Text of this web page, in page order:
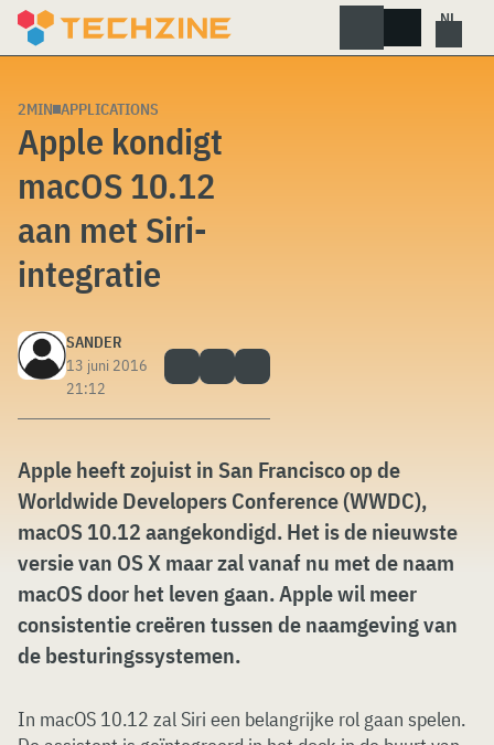
Skip
2MIN APPLICATIONS
Apple kondigt
macOS 10.12
aan met Siri-
integratie
SANDER
13 juni 2016
21:12
Apple heeft zojuist in San Francisco op de
Worldwide Developers Conference (WWDC),
macOS 10.12 aangekondigd. Het is de nieuwste
versie van OS X maar zal vanaf nu met de naam
macOS door het leven gaan. Apple wil meer
consistentie creëren tussen de naamgeving van
de besturingssystemen.
In macOS 10.12 zal Siri een belangrijke rol gaan spelen.